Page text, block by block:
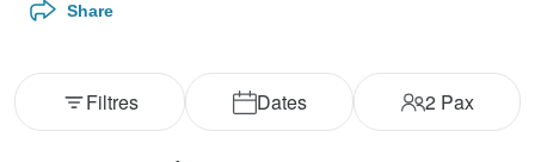
Share
Dates 2Pax
Filtres